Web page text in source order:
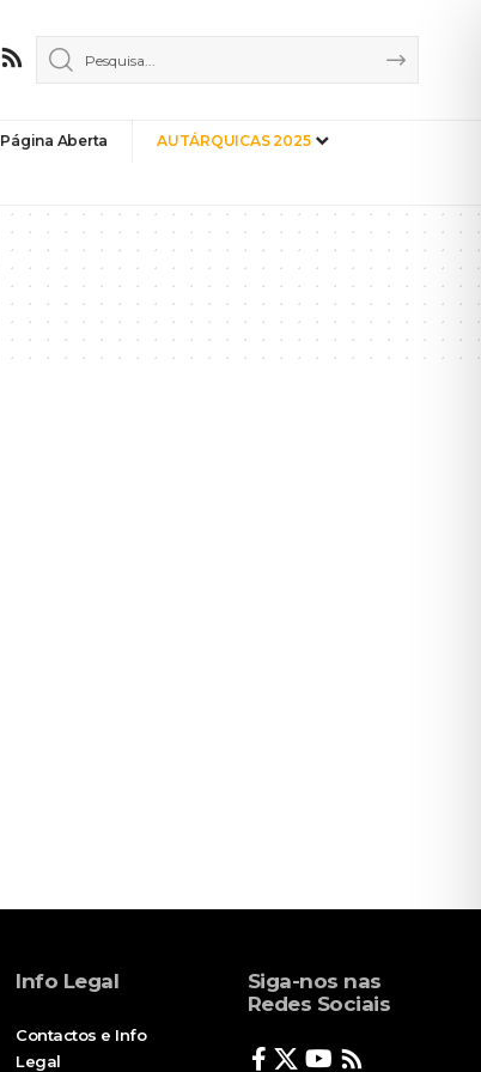
Página Aberta AUTÁRQUICAS 2025
Info Legal
Contactos e Info
Legal
Siga-nos nas
Redes Sociais